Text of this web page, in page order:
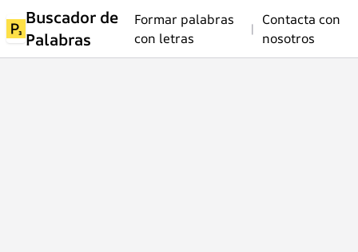
Buscador de
Palabras
Formar palabras
con letras
|
Contacta con
nosotros